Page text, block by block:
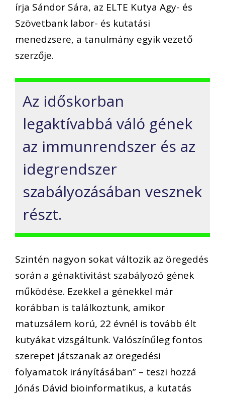
írja Sándor Sára, az ELTE Kutya Agy- és
Szövetbank labor- és kutatási
menedzsere, a tanulmány egyik vezető
szerzője.
Az időskorban
legaktívabbá váló gének
az immunrendszer és az
idegrendszer
szabályozásában vesznek
részt.
Szintén nagyon sokat változik az öregedés
során a génaktivitást szabályozó gének
működése. Ezekkel a génekkel már
korábban is találkoztunk, amikor
matuzsálem korú, 22 évnél is tovább élt
kutyákat vizsgáltunk. Valószínűleg fontos
szerepet játszanak az öregedési
folyamatok irányításában” – teszi hozzá
Jónás Dávid bioinformatikus, a kutatás